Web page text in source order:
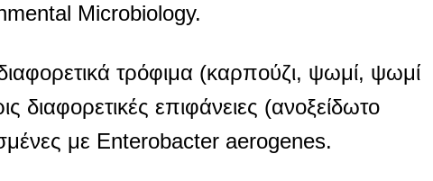
Microbiology.
τρόφιμα (καρπούζι, ψωμί, ψωμί
διαφορετικές επιφάνειες (ανοξείδωτο
με Enterobacter aerogenes.